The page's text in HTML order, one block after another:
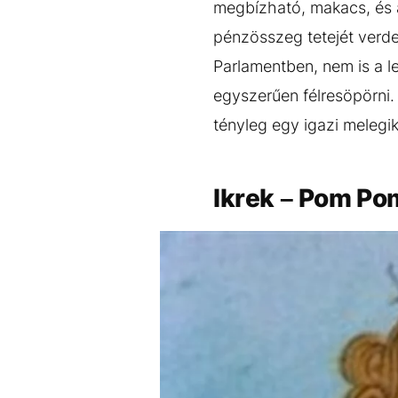
megbízható, makacs,
pénzösszeg tetejét
Parlamentben, nem is a
egyszerűen
tényleg egy igazi
Ikrek – Pom